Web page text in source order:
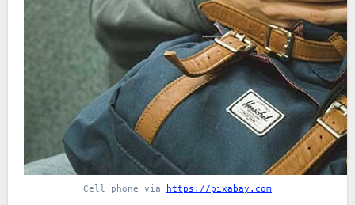
Cell phone via https://pixabay.com